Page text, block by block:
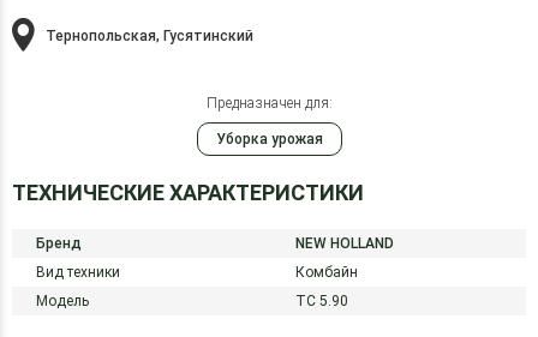
Тернопольская, Гусятинский
Предназначен для:
Уборка урожая
ТЕХНИЧЕСКИЕ ХАРАКТЕРИСТИКИ
Бренд
NEW HOLLAND
Вид техники
Комбайн
Модель
TC 5.90